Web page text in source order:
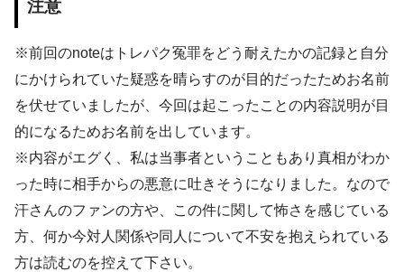
注意
※前回のnoteはトレパク冤罪をどう耐えたかの記録と自分
にかけられていた疑惑を晴らすのが目的だったためお名前
を伏せていましたが、今回は起こったことの内容説明が目
的になるためお名前を出しています。
※内容がエグく、私は当事者ということもあり真相がわか
った時に相手からの悪意に吐きそうになりました。なので
汗さんのファンの方や、この件に関して怖さを感じている
方、何か今対人関係や同人について不安を抱えられている
方は読むのを控えて下さい。